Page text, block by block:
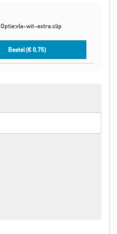
Optie;vla-wit-extra.clip
Bestel (€0,75)